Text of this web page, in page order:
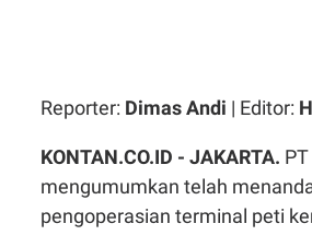
Reporter: Dimas Andi | Editor:
KONTAN.CO.ID - JAKARTA.
mengumumkan telah
pengoperasian terminal peti